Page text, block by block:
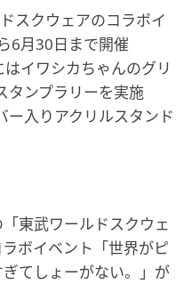
スクウェアのコラボイ
6月30日まで開催
イワシカちゃんのグリ
タンプラリーを実施
ー入りアクリルスタンド
東武ワールドスクウェ
ボイベント「世界がピ
てしょーがない。」が